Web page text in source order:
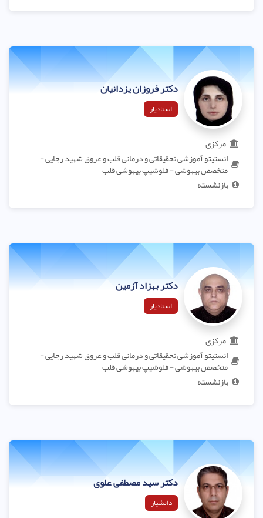
دکتر فروزان یزدانیان
استادیار
مرکزی
انستیتو آموزشی تحقیقاتی و درمانی قلب و عروق شهید رجایی -
متخصص بیهوشی - فلوشیپ بیهوشی قلب
بازنشسته
دکتر بهزاد آزمین
استادیار
مرکزی
انستیتو آموزشی تحقیقاتی و درمانی قلب و عروق شهید رجایی -
متخصص بیهوشی - فلوشیپ بیهوشی قلب
بازنشسته
دکتر سید مصطفی علوی
دانشیار